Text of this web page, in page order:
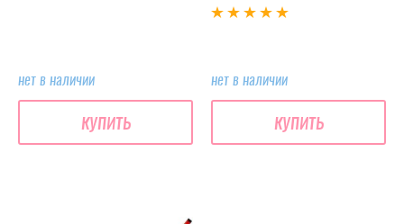
нет в наличии
купить
нет в наличии
купить